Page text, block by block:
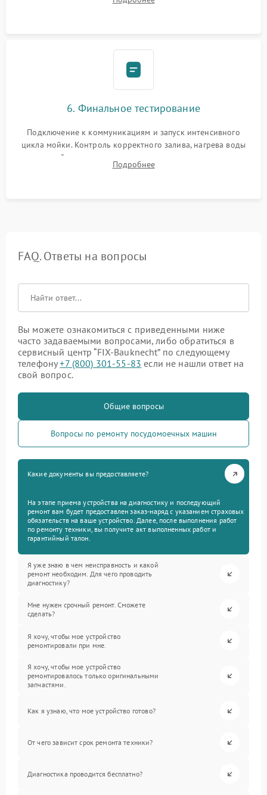
сборка корпуса и установка датчика поплавка.
6. Финальное тестирование
Подключение к коммуникациям и запуск интенсивного
цикла мойки. Контроль корректного залива, нагрева воды
до нужной температуры, отсутствия посторонних шумов,
штатного слива и абсолютной сухости в поддоне.
Подробнее
FAQ. Ответы на вопросы
Вы можете ознакомиться с приведенными ниже
часто задаваемыми вопросами, либо обратиться в
сервисный центр “FIX-Bauknecht” по следующему
телефону+7 (800) 301-55-83 если не нашли ответ на
свой вопрос.
Общие вопросы
Вопросы по ремонту посудомоечных машин
Какие документы вы предоставляете?
На этапе приема устройства на диагностику и последующий
ремонт вам будет предоставлен заказ-наряд с указанием страховых
обязательств на ваше устройство. Далее, после выполнения работ
по ремонту техники, вы получите акт выполненных работ и
гарантийный талон.
Я уже знаю в чем неисправность и какой
ремонт необходим. Для чего проводить
диагностику?
Мне нужен срочный ремонт. Сможете
сделать?
Я хочу, чтобы мое устройство
ремонтировали при мне.
Я хочу, чтобы мое устройство
ремонтировалось только оригинальными
запчастями.
Как я узнаю, что мое устройство готово?
От чего зависит срок ремонта техники?
Диагностика проводится бесплатно?